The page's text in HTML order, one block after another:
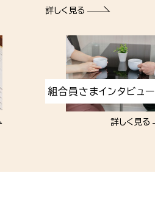
詳しく見る
組合員さまインタビュー
詳しく見る